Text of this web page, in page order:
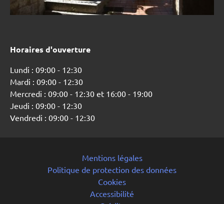
Horaires d'ouverture
Lundi : 09:00 - 12:30
Mardi : 09:00 - 12:30
Mercredi : 09:00 - 12:30 et 16:00 - 19:00
Jeudi : 09:00 - 12:30
Vendredi : 09:00 - 12:30
Mentions légales
Politique de protection des données
Cookies
Accessibilité